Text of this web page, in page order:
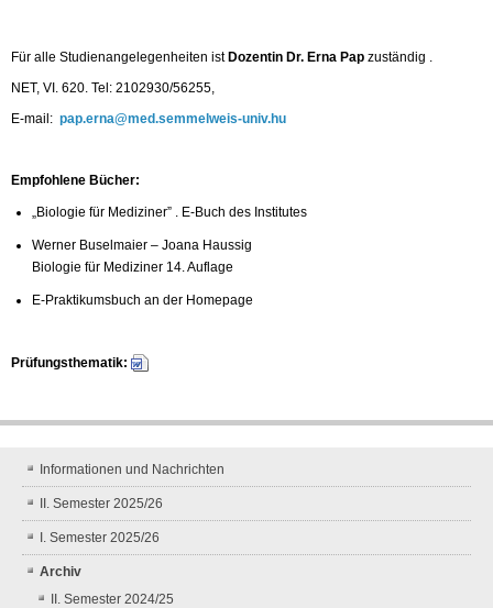
Für alle Studienangelegenheiten istDozentin Dr. Erna Pap zuständig .
NET, VI. 620. Tel: 2102930/56255,
E-mail: pap.erna@med.semmelweis-univ.hu
Empfohlene Bücher:
„Biologie für Mediziner” . E-Buch des Institutes
Werner Buselmaier – Joana Haussig
Biologie für Mediziner 14. Auflage
E-Praktikumsbuch an der Homepage
Prüfungsthematik:
Informationen und Nachrichten
II. Semester 2025/26
I. Semester 2025/26
Archiv
II. Semester 2024/25